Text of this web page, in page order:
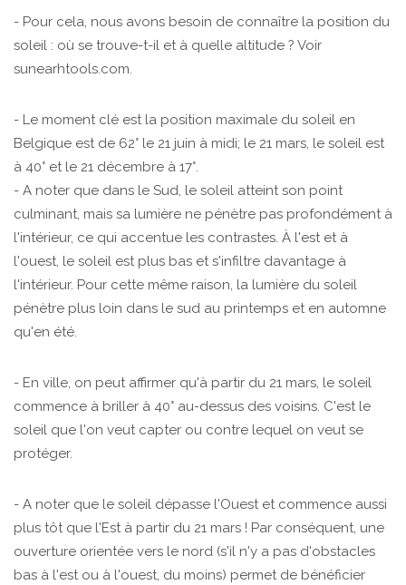
- Pour cela, nous avons besoin de connaître la position du
soleil : où se trouve-t-il et à quelle altitude ? Voir
sunearhtools.com.
- Le moment clé est la position maximale du soleil en
Belgique est de 62° le 21 juin à midi; le 21 mars, le soleil est
à 40° et le 21 décembre à 17°.
- A noter que dans le Sud, le soleil atteint son point
culminant, mais sa lumière ne pénètre pas profondément à
l'intérieur, ce qui accentue les contrastes. À l'est et à
l'ouest, le soleil est plus bas et s'infiltre davantage à
l'intérieur. Pour cette même raison, la lumière du soleil
pénètre plus loin dans le sud au printemps et en automne
qu'en été.
- En ville, on peut affirmer qu'à partir du 21 mars, le soleil
commence à briller à 40° au-dessus des voisins. C'est le
soleil que l'on veut capter ou contre lequel on veut se
protéger.
- A noter que le soleil dépasse l'Ouest et commence aussi
plus tôt que l'Est à partir du 21 mars ! Par conséquent, une
ouverture orientée vers le nord (s'il n'y a pas d'obstacles
bas à l'est ou à l'ouest, du moins) permet de bénéficier